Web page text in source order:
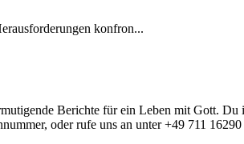
konfron...
Berichte für ein Leben mit Gott.
oder rufe uns an unter +49 711 16290